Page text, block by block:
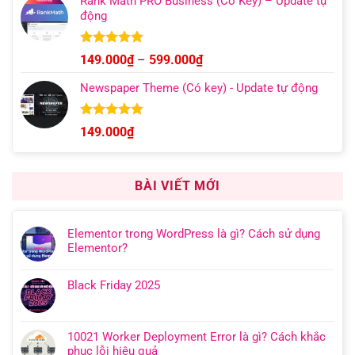
động
Được xếp
hạng 5.00
5 sao
149.000₫ – 599.000₫Khoảng
từ
Newspaper Theme (Có key) - Update tự động
Được xếp
hạng 4.92
149.000₫
BÀI VIẾT MỚI
Elementor trong WordPress là gì? Cách sử dụng
Elementor?
Black Friday 2025
10021 Worker Deployment Error là gì? Cách khắc
phục lỗi hiệu quả